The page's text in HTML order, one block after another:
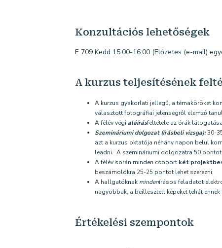
Konzultációs lehetőségek
E 709 Kedd 15:00-16:00 (Előzetes (e-mail)
A kurzus teljesítésének
A kurzus gyakorlati jellegű, a témaköröket
választott fotográfiai jelenségről elemző
A félév végi aláírásfeltétele az órák
Szemináriumi dolgozat (írásbeli vizsga):30-
azt a kurzus oktatója néhány napon belül
leadni. A szemináriumi dolgozatra 50 pontot
A félév során minden csoport két
beszámolókra 25-25 pontot lehet szerezni.
A hallgatóknak mindenírásos feladatot
nagyobbak, a beillesztett képeket tehát
Értékelési szempontok